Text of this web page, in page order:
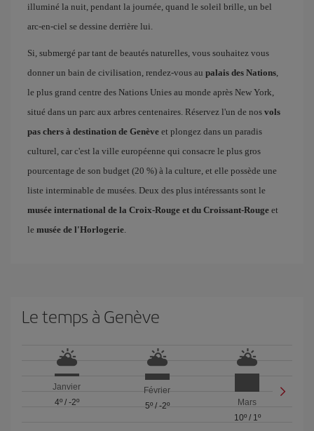
illuminé la nuit, pendant la journée, quand le soleil brille, un bel
arc-en-ciel se dessine derrière lui.
Si, submergé par tant de beautés naturelles, vous souhaitez vous
donner un bain de civilisation, rendez-vous au palais des Nations,
le plus grand centre des Nations Unies au monde après New York,
situé dans un parc aux arbres centenaires. Réservez l'un de nos vols
pas chers à destination de Genève et plongez dans un paradis
culturel, car c'est la ville européenne qui consacre le plus gros
pourcentage de son budget (20 %) à la culture, et elle possède une
liste interminable de musées. Deux des plus intéressants sont le
musée international de la Croix-Rouge et du Croissant-Rouge et
le musée de l'Horlogerie.
Le temps à Genève
Janvier
4º/ -2º
Février
5º/ -2º
Mars
10º/ 1º